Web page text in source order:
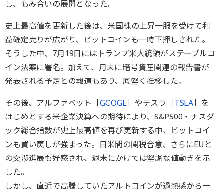
し、もみ合いの展開となった。
史上最高値を更新した後は、米国株の上昇一服を受けて利
益確定売りが広がり、ビットコインも一時下押しされた。
そうした中、7月19日にはトランプ米大統領がステーブルコ
イン法案に署名。加えて、月末に暗号資産関連の報告書が
発表される予定との報道もあり、底堅く推移した。
その後、アルファベット［GOOGL］やテスラ［TSLA］を
はじめとする米企業決算への期待により、S&P500・ナスダ
ック総合指数が史上最高値を再び更新する中、ビットコイ
ンも買い戻しが強まった。日米間の関税合意、さらにEUと
の交渉進展も好感され、週末にかけては堅調な値動きを示
した。
しかし、直近で高騰していたアルトコインが過熱感から一